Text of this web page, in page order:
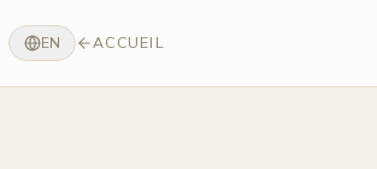
EN ACCUEIL